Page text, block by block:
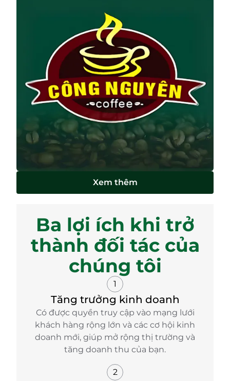
Xem thêm
Ba lợi ích khi trở
thành đối tác của
chúng tôi
1
Tăng trưởng kinh doanh
Có được quyền truy cập vào mạng lưới
khách hàng rộng lớn và các cơ hội kinh
doanh mới, giúp mở rộng thị trường và
tăng doanh thu của bạn.
2